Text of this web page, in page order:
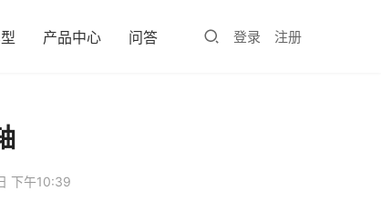
产品中心 问答 登录 注册
下午10:39